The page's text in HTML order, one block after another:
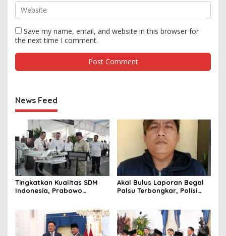
Save my name, email, and website in this browser for
the next time I comment.
News Feed
Tingkatkan Kualitas SDM
Indonesia, Prabowo
Terbaik Dunia
Akal Bulus Laporan Begal
Palsu Terbongkar, Polisi